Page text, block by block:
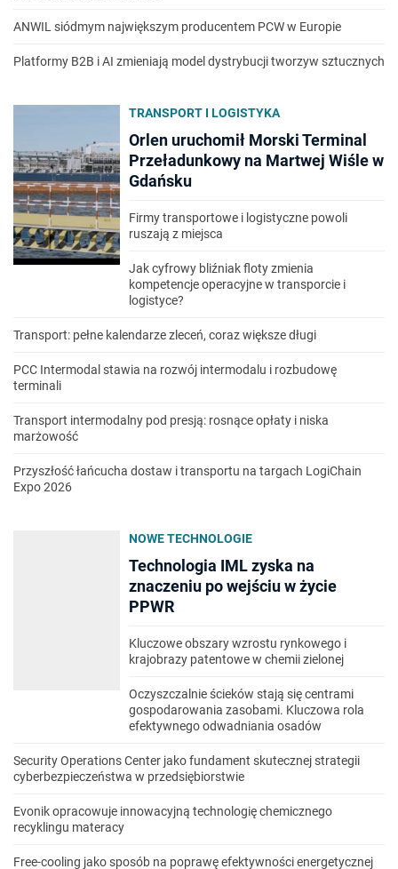
ANWIL siódmym największym producentem PCW w Europie
Platformy B2B i AI zmieniają model dystrybucji tworzyw sztucznych
TRANSPORT I LOGISTYKA
Orlen uruchomił Morski Terminal
Przeładunkowy na Martwej Wiśle w
Gdańsku
Firmy transportowe i logistyczne powoli
ruszają z miejsca
Jak cyfrowy bliźniak floty zmienia
kompetencje operacyjne w transporcie i
logistyce?
Transport: pełne kalendarze zleceń, coraz większe długi
PCC Intermodal stawia na rozwój intermodalu i rozbudowę
terminali
Transport intermodalny pod presją: rosnące opłaty i niska
marżowość
Przyszłość łańcucha dostaw i transportu na targach LogiChain
Expo 2026
NOWE TECHNOLOGIE
Technologia IML zyska na
znaczeniu po wejściu w życie
PPWR
Kluczowe obszary wzrostu rynkowego i
krajobrazy patentowe w chemii zielonej
Oczyszczalnie ścieków stają się centrami
gospodarowania zasobami. Kluczowa rola
efektywnego odwadniania osadów
Security Operations Center jako fundament skutecznej strategii
cyberbezpieczeństwa w przedsiębiorstwie
Evonik opracowuje innowacyjną technologię chemicznego
recyklingu materacy
Free-cooling jako sposób na poprawę efektywności energetycznej